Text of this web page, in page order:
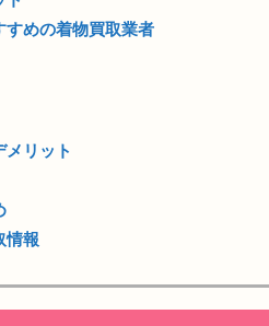
めの着物買取業者
リット
情報